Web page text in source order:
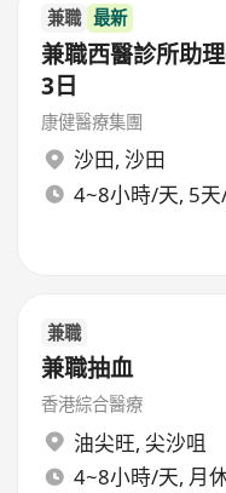
兼職 最新
兼職西醫診所助
3日
康健醫療集團
沙田, 沙田
4~8小時/天, 5
兼職
兼職抽血
香港綜合醫療
油尖旺, 尖沙咀
4~8小時/天, 月